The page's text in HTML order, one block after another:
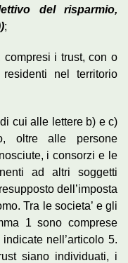
del risparmio,
;
i trust, con o
nel territorio
cui alle lettere b) e c)
oltre alle persone
i consorzi e le
ad altri soggetti
dell’imposta
Tra le societa’ e gli
1 sono comprese
nell’articolo 5.
siano individuati, i